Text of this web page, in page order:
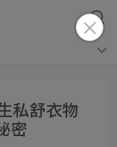
私舒衣物
密